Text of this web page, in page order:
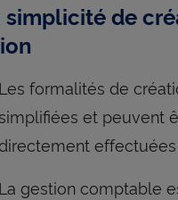
simplicité de
Les formalités de
simplifiées et peuvent
effectuées
La gestion comptable